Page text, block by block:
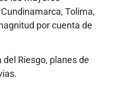
Tolima,
por cuenta de
Riesgo, planes de